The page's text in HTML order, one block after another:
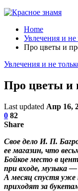
Home
Увлечения и не
Про цветы и
Увлечения и не
Про цветы и
Last updated Апр 16,
0 82
Share
Свое дело И. П.
ее магазин, что
Бойкое место в
при входе, музыка —
А месяц спустя
приходят за